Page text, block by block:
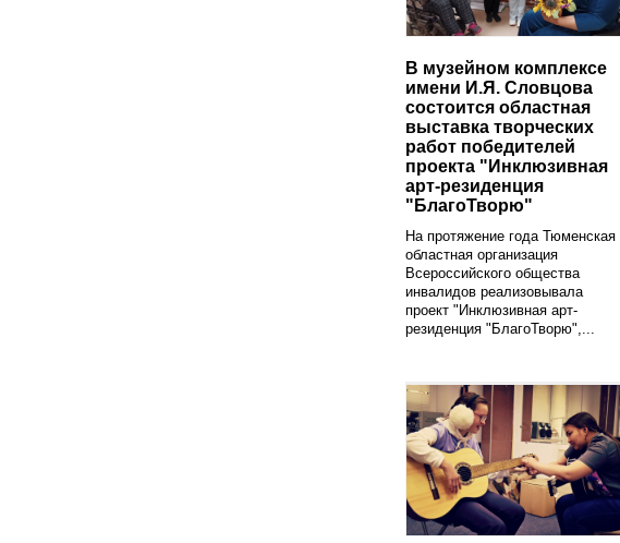
В музейном комплексе
имени И.Я. Словцова
состоится областная
выставка творческих
работ победителей
проекта "Инклюзивная
арт-резиденция
"БлагоТворю"
На протяжение года Тюменская
областная организация
Всероссийского общества
инвалидов реализовывала
проект "Инклюзивная арт-
резиденция "БлагоТворю",...